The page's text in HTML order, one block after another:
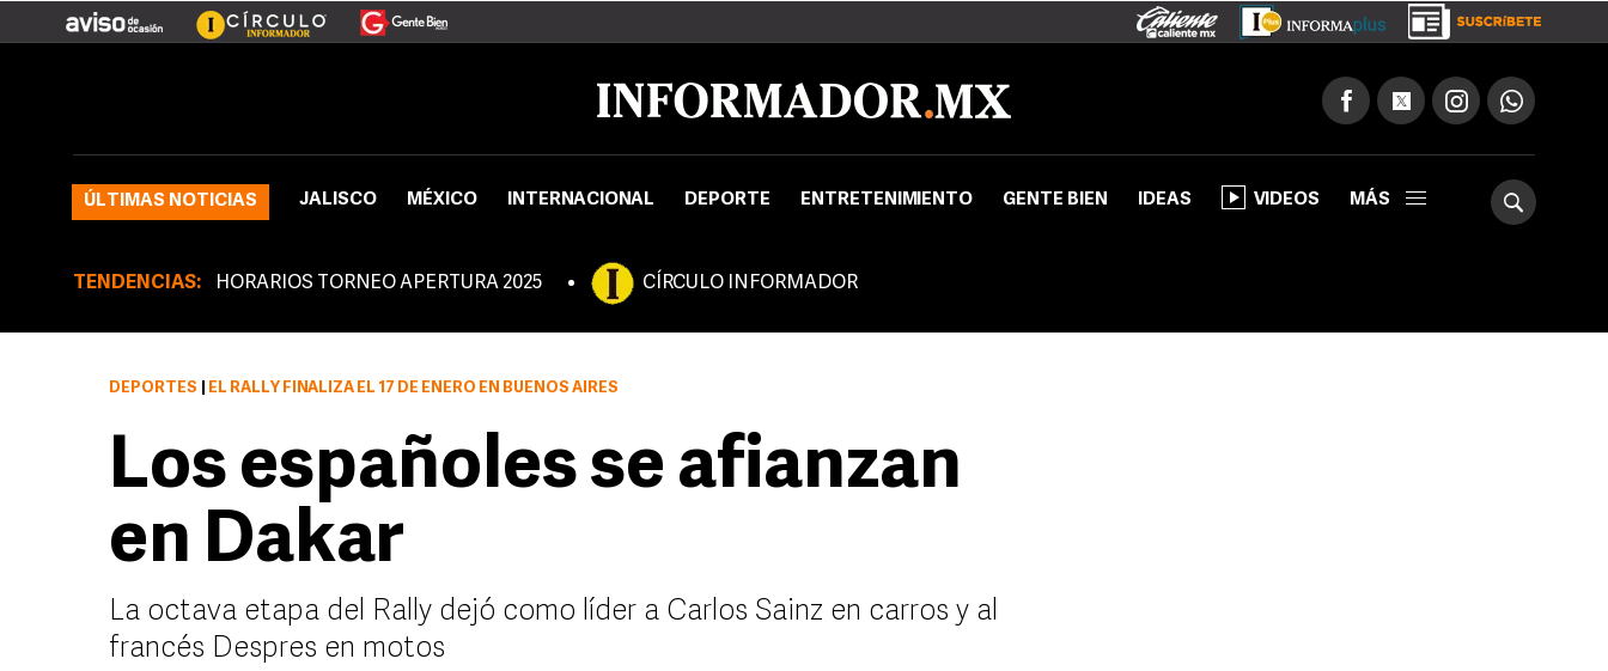
ÚLTIMAS NOTICIAS JALISCO MÉXICO INTERNACIONAL DEPORTE ENTRETENIMIENTO GENTE BIEN IDEAS VIDEOS MÁS
TENDENCIAS: HORARIOS TORNEO APERTURA 2025 CÍRCULO INFORMADOR
DEPORTES EL RALLY FINALIZA EL 17 DE ENERO EN BUENOS AIRES
Los españoles se afianzan
en Dakar
La octava etapa del Rally dejó como líder a Carlos Sainz en carros y al
francés Despres en motos